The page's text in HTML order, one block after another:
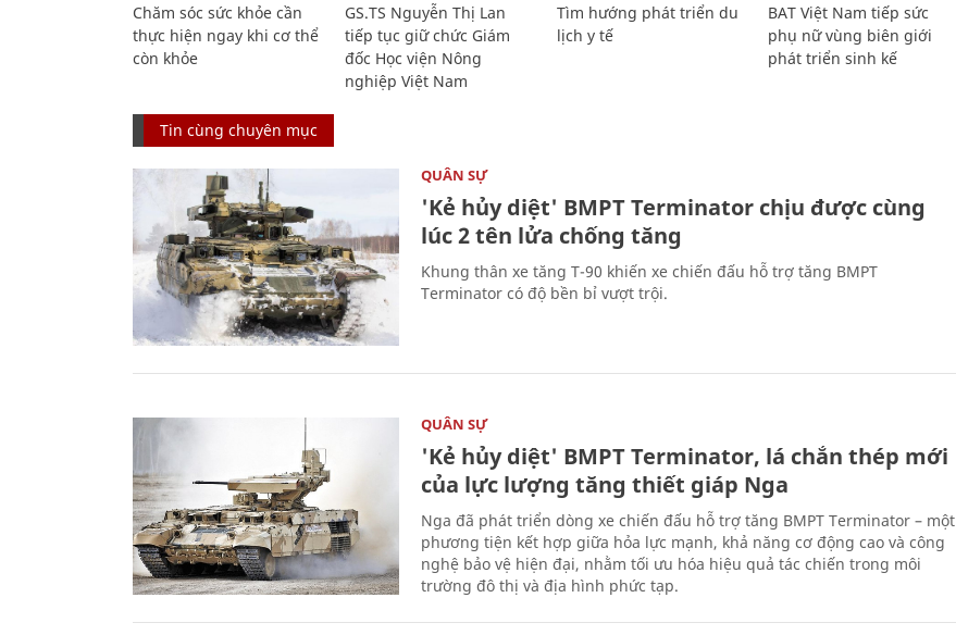
Chăm sóc sức khỏe cần
thực hiện ngay khi cơ thể
còn khỏe
GS.TS Nguyễn Thị Lan
tiếp tục giữ chức Giám
đốc Học viện Nông
nghiệp Việt Nam
Tìm hướng phát triển du
lịch y tế
BAT Việt Nam tiếp sức
phụ nữ vùng biên giới
phát triển sinh kế
Tin cùng chuyên mục
QUÂN SỰ
'Kẻ hủy diệt' BMPT Terminator chịu được cùng
lúc 2 tên lửa chống tăng
Khung thân xe tăng T-90 khiến xe chiến đấu hỗ trợ tăng BMPT
Terminator có độ bền bỉ vượt trội.
QUÂN SỰ
'Kẻ hủy diệt' BMPT Terminator, lá chắn thép mới
của lực lượng tăng thiết giáp Nga
Nga đã phát triển dòng xe chiến đấu hỗ trợ tăng BMPT Terminator – một
phương tiện kết hợp giữa hỏa lực mạnh, khả năng cơ động cao và công
nghệ bảo vệ hiện đại, nhằm tối ưu hóa hiệu quả tác chiến trong môi
trường đô thị và địa hình phức tạp.